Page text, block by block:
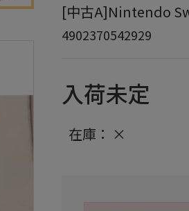
[中古A]Nintendo
4902370542929
入荷未定
在庫： ×